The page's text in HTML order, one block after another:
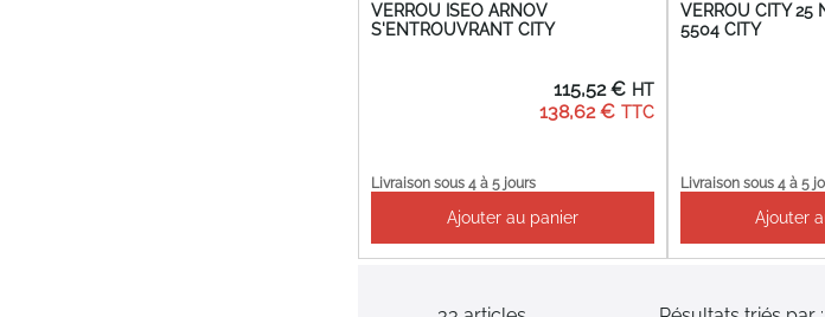
VERROU ISEO ARNOV
S'ENTROUVRANT CITY
138,62 €
115,52 €
Livraison sous 4 à 5 jours
Ajouter au panier
VERROU CITY 25
5504 CITY
Livraison sous 4 à 5
Ajouter